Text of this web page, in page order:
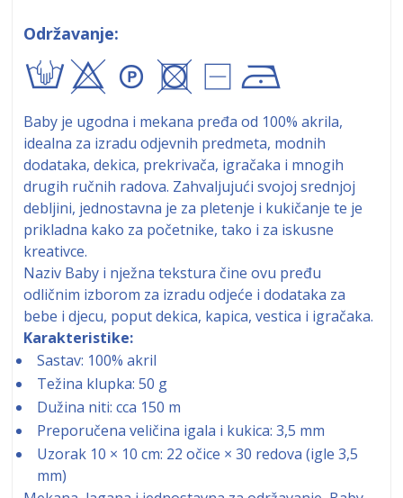
Održavanje:
txA+9!
Baby je ugodna i mekana pređa od 100% akrila,
idealna za izradu odjevnih predmeta, modnih
dodataka, dekica, prekrivača, igračaka i mnogih
drugih ručnih radova. Zahvaljujući svojoj srednjoj
debljini, jednostavna je za pletenje i kukičanje te je
prikladna kako za početnike, tako i za iskusne
kreativce.
Naziv Baby i nježna tekstura čine ovu pređu
odličnim izborom za izradu odjeće i dodataka za
bebe i djecu, poput dekica, kapica, vestica i igračaka.
Karakteristike:
Sastav: 100% akril
Težina klupka: 50 g
Dužina niti: cca 150 m
Preporučena veličina igala i kukica: 3,5 mm
Uzorak 10 × 10 cm: 22 očice × 30 redova (igle 3,5
mm)